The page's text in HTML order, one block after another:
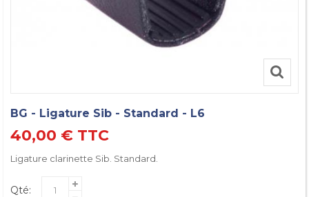
BG - Ligature Sib - Standard - L6
40,00 € TTC
Ligature clarinette Sib. Standard.
Qté: